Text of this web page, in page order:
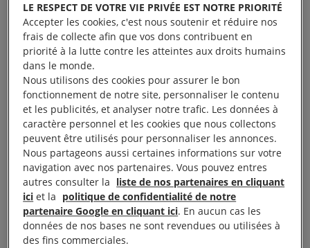
Ce livret propose plusieurs modules progressifs
d’activités clés en main pour :
Se familiariser avec la thématique de l’égalité et
de la non-discrimination,
Identifier les origines de la discrimination,
notamment les stéréotypes et les préjugés,
Échanger sur les différentes discriminations
vécues au quotidien par des personnes de
diverses parties du monde,
Étudier les liens entre la discrimination et les
droits humains,
LE RESPECT DE VOTRE VIE PRIVÉE EST NOTRE PRIORITÉ
Accepter les cookies, c'est nous soutenir et réduire nos
frais de collecte afin que vos dons contribuent en
priorité à la lutte contre les atteintes aux droits humains
dans le monde.
Nous utilisons des cookies pour assurer le bon
fonctionnement de notre site, personnaliser le contenu
et les publicités, et analyser notre trafic. Les données à
caractère personnel et les cookies que nous collectons
peuvent être utilisés pour personnaliser les annonces.
Nous partageons aussi certaines informations sur votre
navigation avec nos partenaires. Vous pouvez entres
autres consulter la liste de nos partenaires en cliquant
ici et la politique de confidentialité de notre
partenaire Google en cliquant ici. En aucun cas les
données de nos bases ne sont revendues ou utilisées à
des fins commerciales.